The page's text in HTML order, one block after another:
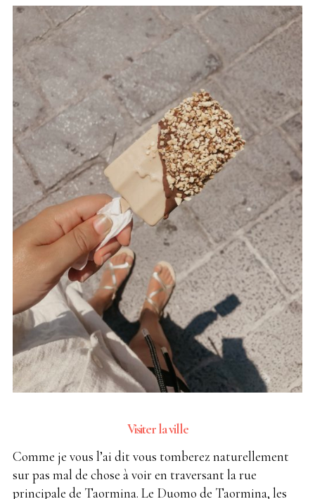
Visiter la ville
Comme je vous l’ai dit vous tomberez naturellement
sur pas mal de chose à voir en traversant la rue
principale de Taormina. Le Duomo de Taormina, les